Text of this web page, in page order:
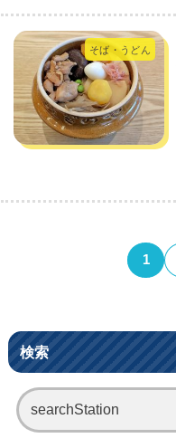
そば・うどん
1
検索